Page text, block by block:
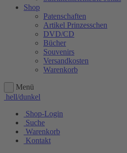
Shop
Patenschaften
Artikel Prinzesschen
DVD/CD
Bücher
Souvenirs
Versandkosten
Warenkorb
Menü
hell/dunkel
Shop-Login
Suche
Warenkorb
Kontakt